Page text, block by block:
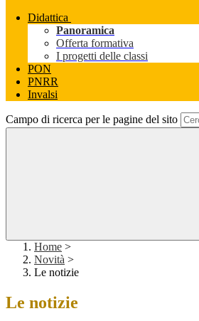
Didattica
Panoramica
Offerta formativa
I progetti delle classi
PON
PNRR
Invalsi
Campo di ricerca per le pagine del sito
Home >
Novità >
Le notizie
Le notizie